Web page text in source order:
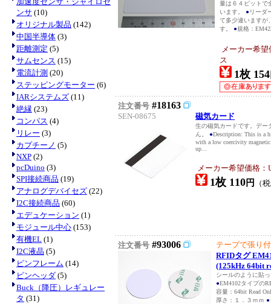
ンサ (10)
オリジナル製品 (142)
中国半導体 (3)
距離測定 (5)
サムセンス (15)
電流計測 (20)
ステッピングモーター (6)
IARシステムズ (11)
絶縁 (23)
コンパス (4)
リレー (3)
カプチーノ (5)
NXP (2)
pcDuino (3)
SPI接続商品 (19)
アナログデバイセズ (22)
I2C接続商品 (60)
エデュケーション (1)
モジュール中心 (153)
有機EL (1)
I2C液晶 (5)
ピンフレーム (14)
ピンヘッダ (5)
Buck（降圧）レギュレー
タ (31)
量は６４ビットで
います。 ● リーダ
て多少違いますが
す。 ●規格：
メーカー希
ス
1枚 154
注文番号 #18163
SEN-08675 磁気カード
生の磁気カードです。デー
ん。 ●Description: This is a
with a low coercivity
up...
メーカー希望価格：
1枚 110円 （
注文番号 #93006
テープで張り
RFIDタグ
(125kHz 64bit
シールのように貼
●EM4102タイプの
容量：64bit Read
厚さ：１．３ｍｍ ●